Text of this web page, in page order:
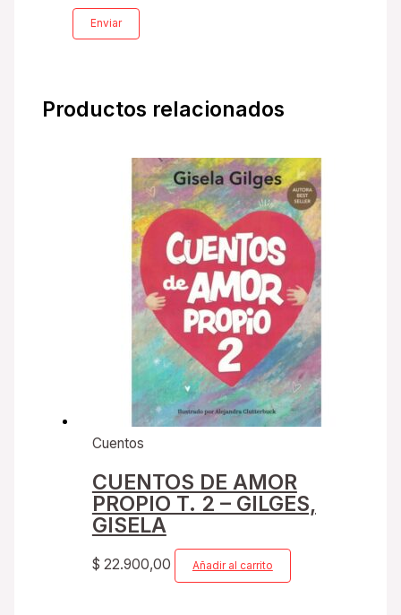
Productos relacionados
Cuentos
CUENTOS DE AMOR
PROPIO T. 2 – GILGES,
GISELA
$ 22.900,00 Añadir al carrito